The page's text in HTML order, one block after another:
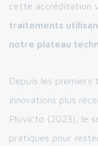
cette accréditation
traitements
notre plateau
Depuis les premiers
innovations plus
Pluvicto (2023), le
pratiques pour